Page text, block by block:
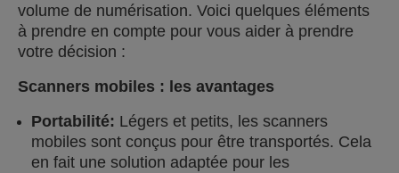
volume de numérisation. Voici quelques éléments
à prendre en compte pour vous aider à prendre
votre décision :
Scanners mobiles : les avantages
Portabilité: Légers et petits, les scanners
mobiles sont conçus pour être transportés. Cela
en fait une solution adaptée pour les